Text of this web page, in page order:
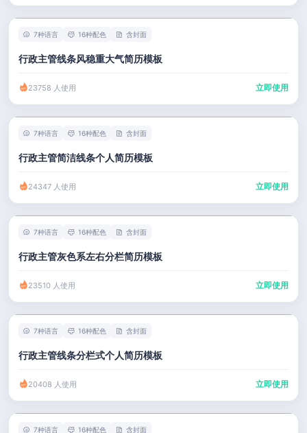
7种语言 16种配色 含封面
行政主管线条风稳重大气简历模板
23758 人使用 立即使用
7种语言 16种配色 含封面
行政主管简洁线条个人简历模板
24347 人使用 立即使用
7种语言 16种配色 含封面
行政主管灰色系左右分栏简历模板
23510 人使用 立即使用
7种语言 16种配色 含封面
行政主管线条分栏式个人简历模板
20408 人使用 立即使用
7种语言 16种配色 含封面